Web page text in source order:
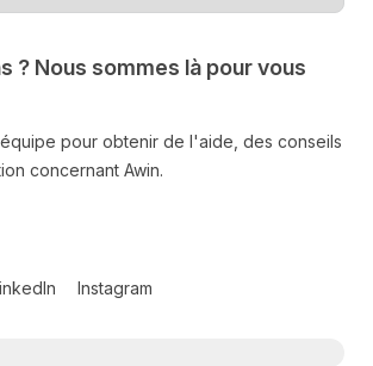
? Nous sommes là pour vous
pour obtenir de l'aide, des conseils
concernant Awin.
Instagram